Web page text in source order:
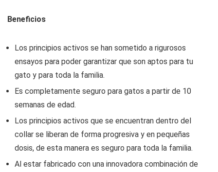
Beneficios
Los principios activos se han sometido a rigurosos
ensayos para poder garantizar que son aptos para tu
gato y para toda la familia.
Es completamente seguro para gatos a partir de 10
semanas de edad.
Los principios activos que se encuentran dentro del
collar se liberan de forma progresiva y en pequeñas
dosis, de esta manera es seguro para toda la familia.
Al estar fabricado con una innovadora combinación de